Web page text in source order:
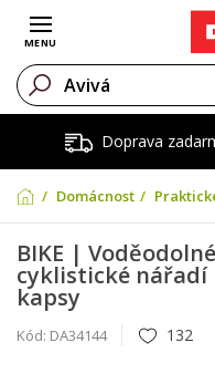
Doprava
Otvoriť menu
MENU
Domácnosť
BIKE |
cyklistické
kapsy
Kód: DA34144 132